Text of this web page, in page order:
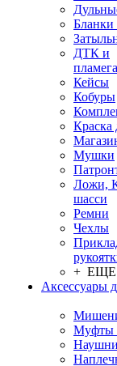
Бланки
ДТК и
Кейсы
Кобуры
Краска
Мушки
Ложи,
шасси
Ремни
Чехлы
+ ЕЩЕ
Аксессуары
Муфты